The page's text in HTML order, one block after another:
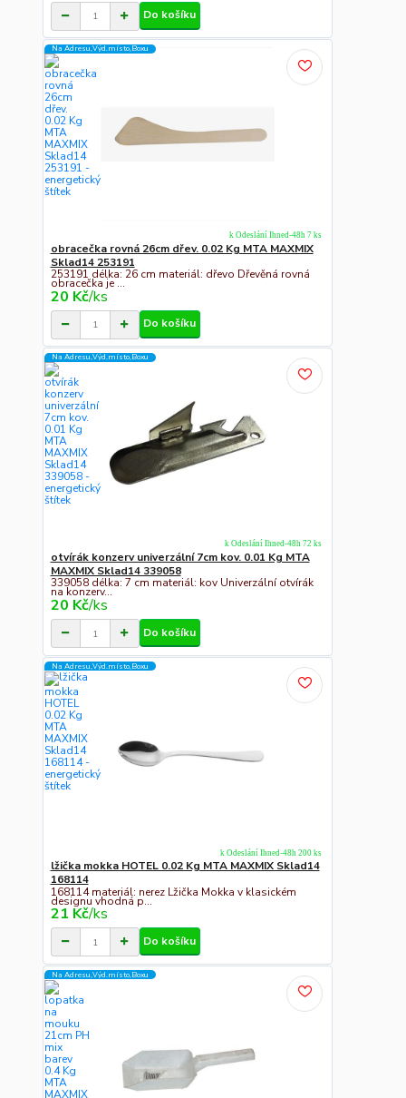
Do košíku
Na Adresu,Výd.místo,Boxu
obracečka rovná 26cm dřev. 0.02 Kg MTA MAXMIX
Sklad14 253191
253191 délka: 26 cm materiál: dřevo Dřevěná rovná
obracečka je ...
20 Kč/ks
k Odeslání Ihned-48h 7 ks
Do košíku
Na Adresu,Výd.místo,Boxu
otvírák konzerv univerzální 7cm kov. 0.01 Kg MTA
MAXMIX Sklad14 339058
339058 délka: 7 cm materiál: kov Univerzální otvírák
na konzerv...
20 Kč/ks
k Odeslání Ihned-48h 72 ks
Do košíku
Na Adresu,Výd.místo,Boxu
lžička mokka HOTEL 0.02 Kg MTA MAXMIX Sklad14
168114
168114 materiál: nerez Lžička Mokka v klasickém
designu vhodná p...
21 Kč/ks
k Odeslání Ihned-48h 200 ks
Do košíku
Na Adresu,Výd.místo,Boxu